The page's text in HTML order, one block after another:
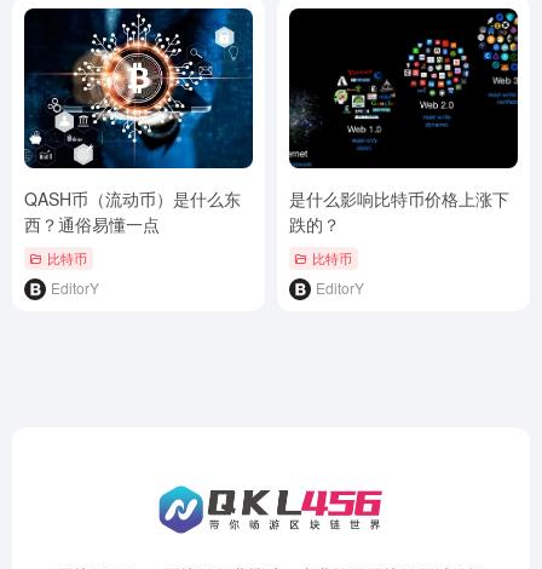
QASH币（流动币）是什么东
西？通俗易懂一点
比特币
EditorY
是什么影响比特币价格上涨下
跌的？
比特币
EditorY